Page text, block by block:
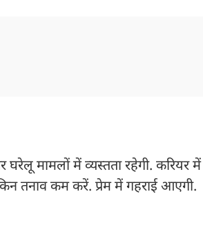
मामलों में व्यस्तता रहेगी. करियर में
तनाव कम करें. प्रेम में गहराई आएगी.